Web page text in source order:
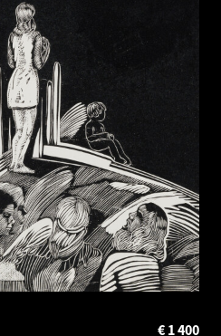
1 400
€